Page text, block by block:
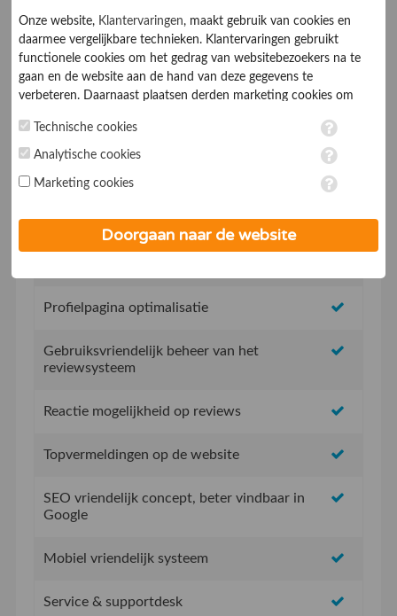
Geen opstartkosten
Social Media integratie om uw reviews te delen
Uw eigen review promotie link
Profielpagina optimalisatie
Gebruiksvriendelijk beheer van het
reviewsysteem
Reactie mogelijkheid op reviews
Topvermeldingen op de website
SEO vriendelijk concept, beter vindbaar in
Google
Mobiel vriendelijk systeem
Service & supportdesk
Onze website, Klantervaringen, maakt gebruik van cookies en
daarmee vergelijkbare technieken. Klantervaringen gebruikt
functionele cookies om het gedrag van websitebezoekers na te
gaan en de website aan de hand van deze gegevens te
verbeteren. Daarnaast plaatsen derden marketing cookies om
marketing cookies worden persoonsgegevens verwerkt. Je geeft
toestemming voor deze verwerking wanneer je hieronder een
op ieder moment aanpassen in de
. Lees voor meer
Technische cookies
Analytische cookies
Marketing cookies
Doorgaan naar de website